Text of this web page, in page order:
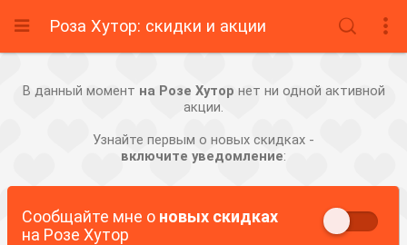
 Роза Хутор: скидки и акции  
В данный момент на Розе Хутор нет ни одной активной
акции.
Узнайте первым о новых скидках -
включите уведомление:
Сообщайте мне о новых скидках
на Розе Хутор